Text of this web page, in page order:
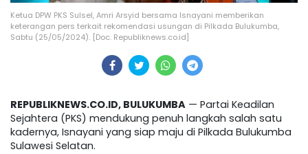
Ketua DPW PKS Sulsel, Amri Arsyid bersama Isnayani memberikan
keterangan pers terkait rekomendasi usungan di Pilkada Bulukumba,
Sabtu (25/05/2024). [Doc. Republiknews.co.id]
REPUBLIKNEWS.CO.ID, BULUKUMBA — Partai Keadilan
Sejahtera (PKS) mendukung penuh langkah salah satu
kadernya, Isnayani yang siap maju di Pilkada Bulukumba
Sulawesi Selatan.